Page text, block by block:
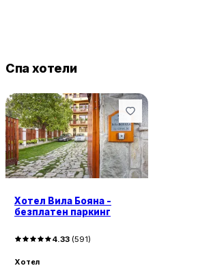
Спа хотели
Хотел Вила Бояна -
безплатен паркинг
4.33 (591)
Хотел